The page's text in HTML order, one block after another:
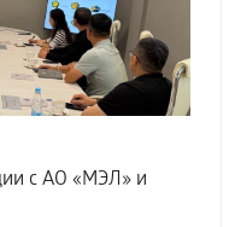
с АО «МЭЛ» и